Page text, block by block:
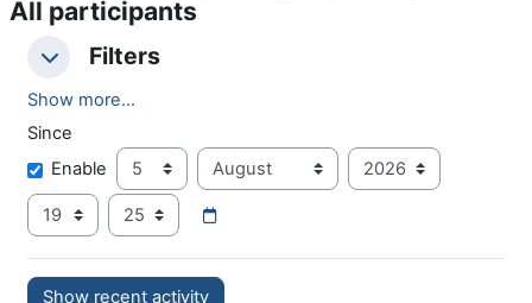
All participants
Filters
Filters Filters
Show more...
Since
SinceEnable Day Month Year
Hour Minute